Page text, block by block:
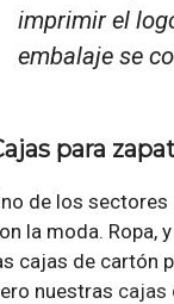
imprimir el
embalaje se
para
de los sectores
la moda. Ropa,
cajas de cartón
nuestras cajas